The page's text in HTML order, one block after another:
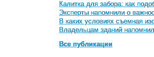
Калитка для забора: как
Эксперты напомнили о
В каких условиях съемная
Владельцам зданий
Все публикации